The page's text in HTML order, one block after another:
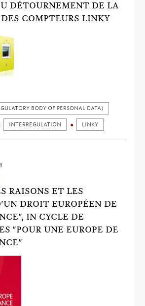
DÉTOURNEMENT DE LA
COMPTEURS LINKY
BODY OF PERSONAL DATA)
INTERREGULATION LINKY
RAISONS ET LES
DROIT EUROPÉEN DE
IN CYCLE DE
"POUR UNE EUROPE DE